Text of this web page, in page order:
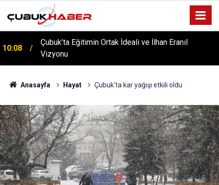
Çubuk’ta Eğitimin Ortak İdeali ve İlhan Eranıl
Vizyonu
12:06
ÇUBUK’TA ‘YAZA MERHABA’ COŞKUSU: Kursiyerler
Gönüllerince Eğlendi!
Anasayfa Hayat Çubuk'ta kar yağışı etkili oldu